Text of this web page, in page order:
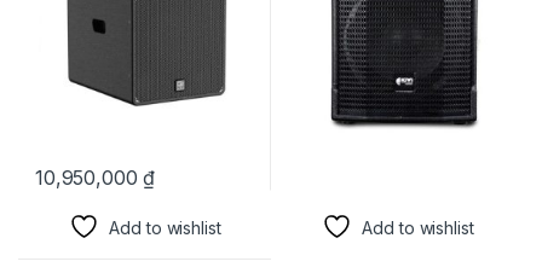
10,950,000₫
Add to wishlist Add to wishlist